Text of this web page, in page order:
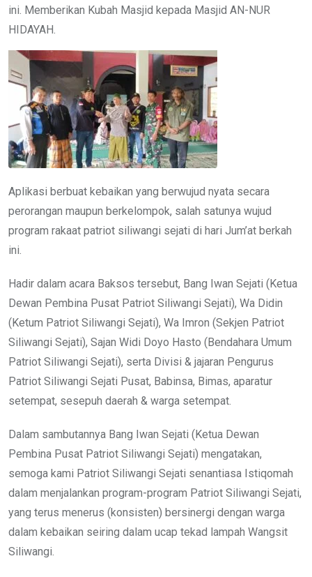
ini. Memberikan Kubah Masjid kepada Masjid AN-NUR
HIDAYAH.
Aplikasi berbuat kebaikan yang berwujud nyata secara
perorangan maupun berkelompok, salah satunya wujud
program rakaat patriot siliwangi sejati di hari Jum’at berkah
ini.
Hadir dalam acara Baksos tersebut, Bang Iwan Sejati (Ketua
Dewan Pembina Pusat Patriot Siliwangi Sejati), Wa Didin
(Ketum Patriot Siliwangi Sejati), Wa Imron (Sekjen Patriot
Siliwangi Sejati), Sajan Widi Doyo Hasto (Bendahara Umum
Patriot Siliwangi Sejati), serta Divisi & jajaran Pengurus
Patriot Siliwangi Sejati Pusat, Babinsa, Bimas, aparatur
setempat, sesepuh daerah & warga setempat.
Dalam sambutannya Bang Iwan Sejati (Ketua Dewan
Pembina Pusat Patriot Siliwangi Sejati) mengatakan,
semoga kami Patriot Siliwangi Sejati senantiasa Istiqomah
dalam menjalankan program-program Patriot Siliwangi Sejati,
yang terus menerus (konsisten) bersinergi dengan warga
dalam kebaikan seiring dalam ucap tekad lampah Wangsit
Siliwangi.